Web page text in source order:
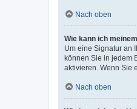
Nach oben
Wie kann ich
Um eine Signatur an
können Sie in jedem
aktivieren. Wenn Sie
Nach oben